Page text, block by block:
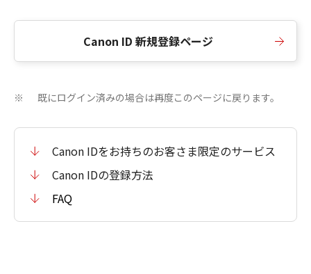
Canon ID 新規登録ページ
※ 既にログイン済みの場合は再度このページに戻ります。
Canon IDをお持ちのお客さま限定のサービス
Canon IDの登録方法
FAQ